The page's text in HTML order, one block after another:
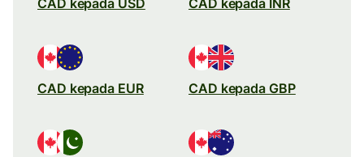
CAD kepada EUR CAD kepada GBP